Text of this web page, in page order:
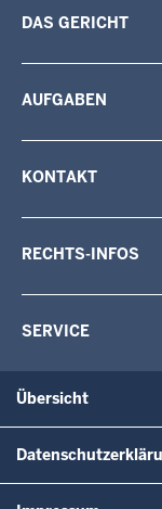
DAS GERICHT
AUFGABEN
KONTAKT
RECHTS-INFOS
SERVICE
Übersicht